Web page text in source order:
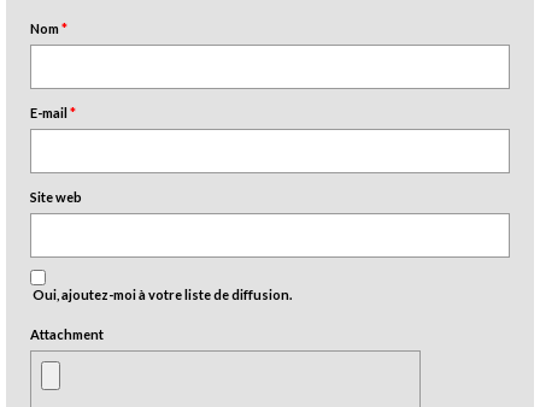
Nom*
E-mail*
Site web
Oui, ajoutez-moi à votre liste de diffusion.
Attachment